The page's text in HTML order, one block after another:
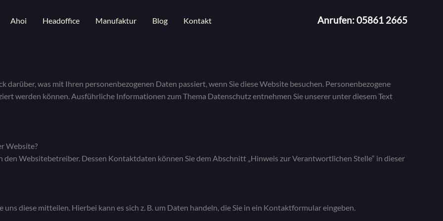
Ahoi Headoffice Manufaktur Blog Kontakt Anrufen: 05861 2665
darüber, was mit Ihren personenbezogenen Daten passiert, wenn Sie diese Website besuchen. Personenbezogene
werden können. Ausführliche Informationen zum Thema Datenschutz entnehmen Sie unserer unter diesem Text
Website?
Websitebetreiber. Dessen Kontaktdaten können Sie dem Abschnitt „Hinweis zur Verantwortlichen Stelle“ in dieser
diese mitteilen. Hierbei kann es sich z. B. um Daten handeln, die Sie in ein Kontaktformular eingeben.